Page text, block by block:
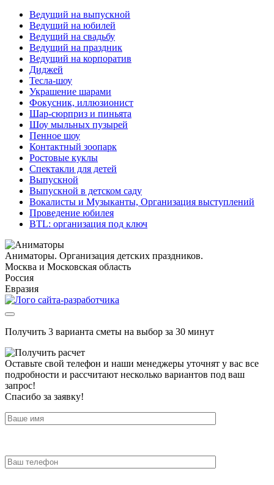
Ведущий на выпускной
Ведущий на юбилей
Ведущий на свадьбу
Ведущий на праздник
Ведущий на корпоратив
Диджей
Тесла-шоу
Украшение шарами
Фокусник, иллюзионист
Шар-сюрприз и пиньята
Шоу мыльных пузырей
Пенное шоу
Контактный зоопарк
Ростовые куклы
Спектакли для детей
Выпускной
Выпускной в детском саду
Вокалисты и Музыканты, Организация выступлений
Проведение юбилея
BTL: организация под ключ
Аниматоры. Организация детских праздников.
Москва и Московская область
Россия
Евразия
Получить 3 варианта сметы на выбор за 30 минут
Оставьте свой телефон и наши менеджеры уточнят у вас все
подробности и рассчитают несколько вариантов под ваш
запрос!
Спасибо за заявку!